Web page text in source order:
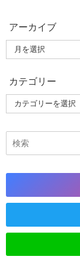
アーカイブ
カテゴリー